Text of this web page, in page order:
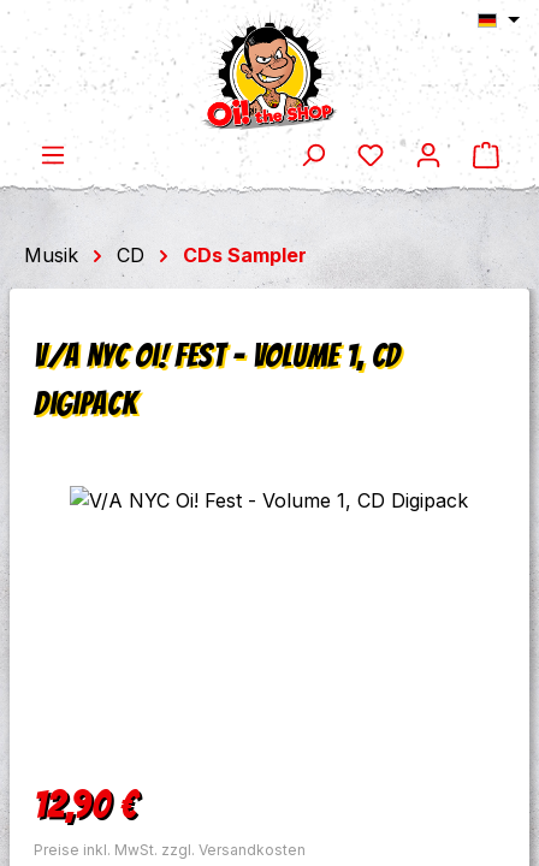
Zum Hauptinhalt springen
Musik CD CDs Sampler
V/A NYC Oi! Fest - Volume 1, CD
Digipack
Bildergalerie überspringen
Regulärer Preis:
12,90 €
Preise inkl. MwSt. zzgl. Versandkosten